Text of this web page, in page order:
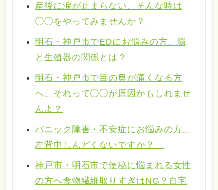
産後に涙が止まらない、そんな時は
◯◯をやってみませんか？
明石・神戸市でEDにお悩みの方、脳
と生殖器の関係とは？
明石・神戸市で目の奥が痛くなる方
へ、それって◯◯が原因かもしれませ
んよ？
パニック障害・不安症にお悩みの方、
左背中しんどくないですか？
神戸市・明石市で便秘に悩まれる女性
の方へ食物繊維取りすぎはNG？自宅